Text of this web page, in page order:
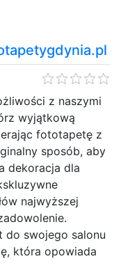
z naszymi
wyjątkową
fototapetę z
sposób, aby
dekoracja dla
najwyższej
do swojego salonu
która opowiada